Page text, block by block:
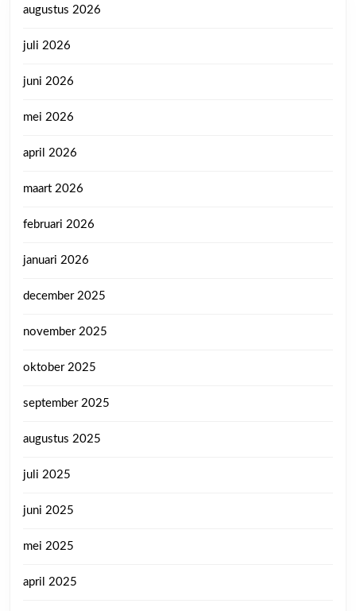
augustus 2026
juli 2026
juni 2026
mei 2026
april 2026
maart 2026
februari 2026
januari 2026
december 2025
november 2025
oktober 2025
september 2025
augustus 2025
juli 2025
juni 2025
mei 2025
april 2025